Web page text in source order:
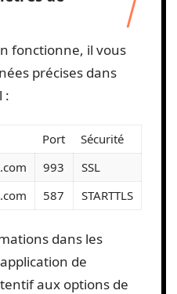
fonctionne, il vous
précises dans
:
Port
Sécurité
993
SSL
587 STARTTLS
dans les
de
aux options de